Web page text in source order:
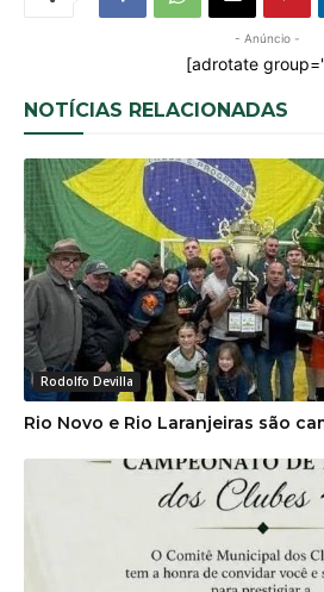
- Anúncio -
[adrotate
NOTÍCIAS RELACIONADAS
Rodolfo Devilla
Rio Novo e Rio Laranjeiras são